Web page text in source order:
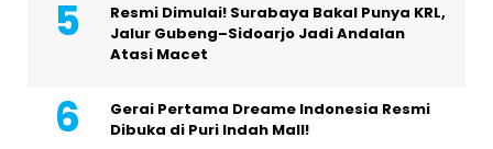
Resmi Dimulai! Surabaya Bakal Punya KRL,
Jalur Gubeng–Sidoarjo Jadi Andalan
Atasi Macet
Gerai Pertama Dreame Indonesia Resmi
Dibuka di Puri Indah Mall!